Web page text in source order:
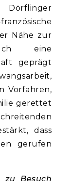
Dörflinger
Nähe zur
eine
geprägt
Vorfahren,
gerettet
dass
gerufen
zu Besuch